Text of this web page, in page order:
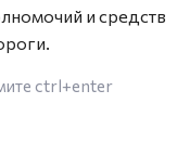
и средств
ctrl+enter